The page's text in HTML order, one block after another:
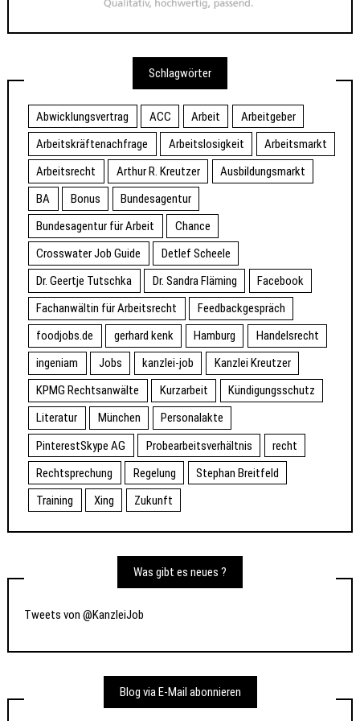
Schlagwörter
Abwicklungsvertrag ACC Arbeit
Arbeitgeber
Arbeitskräftenachfrage
Arbeitslosigkeit
Arbeitsmarkt
Arbeitsrecht
Arthur R. Kreutzer
Ausbildungsmarkt
BA
Bonus
Bundesagentur
Bundesagentur für Arbeit
Chance
Crosswater Job Guide
Detlef Scheele
Dr. Geertje Tutschka
Dr. Sandra Fläming
Facebook
Fachanwältin für Arbeitsrecht
Feedbackgespräch
foodjobs.de
gerhard kenk Hamburg
Handelsrecht
ingeniam
Jobs kanzlei-job
Kanzlei Kreutzer
KPMG Rechtsanwälte
Kurzarbeit
Kündigungsschutz
Literatur
München
Personalakte
PinterestSkype AG
Probearbeitsverhältnis
recht
Rechtsprechung
Regelung
Stephan Breitfeld
Training
Xing Zukunft
Was gibt es neues ?
Tweets von @KanzleiJob
Blog via E-Mail abonnieren